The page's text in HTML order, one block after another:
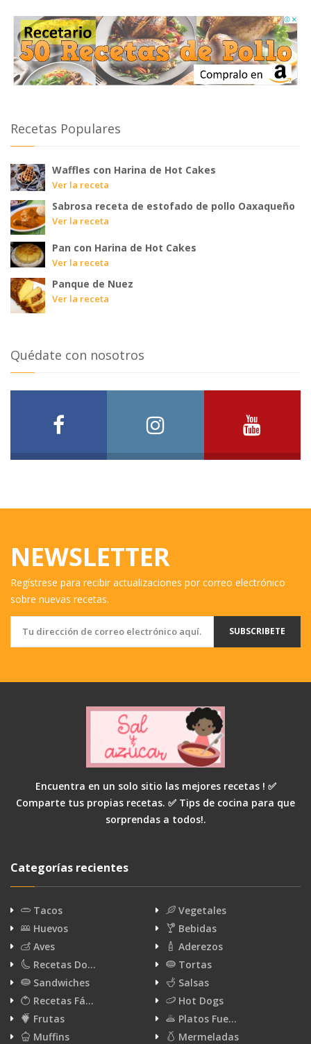
Recetas Populares
Waffles con Harina de Hot Cakes
Ver la receta
Sabrosa receta de estofado de pollo Oaxaqueño
Ver la receta
Pan con Harina de Hot Cakes
Ver la receta
Panque de Nuez
Ver la receta
Quédate con nosotros
NEWSLETTER
Regístrese para recibir actualizaciones por correo electrónico
sobre nuevas recetas.
SUBSCRIBETE
Encuentra en un solo sitio las mejores recetas ! ✅
Comparte tus propias recetas. ✅ Tips de cocina para que
sorprendas a todos!.
Categorías recientes
Tacos
Vegetales
Huevos
Bebidas
Aves
Aderezos
Recetas Do…
Tortas
Sandwiches
Salsas
Recetas Fá…
Hot Dogs
Frutas
Platos Fue…
Muffins
Mermeladas